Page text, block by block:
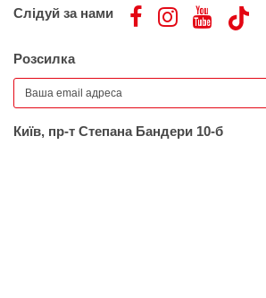
Слідуй за нами
Розсилка
Київ, пр-т Степана Бандери 10-б